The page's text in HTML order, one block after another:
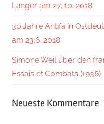
Langer am 27. 10. 2018
30 Jahre Antifa in
am 23.6. 2018
Simone Weil über den
Essais et Combats (1938)
Neueste Kommentare